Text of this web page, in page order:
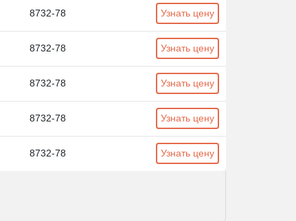
8732-78 Узнать цену
8732-78 Узнать цену
8732-78 Узнать цену
8732-78 Узнать цену
8732-78 Узнать цену